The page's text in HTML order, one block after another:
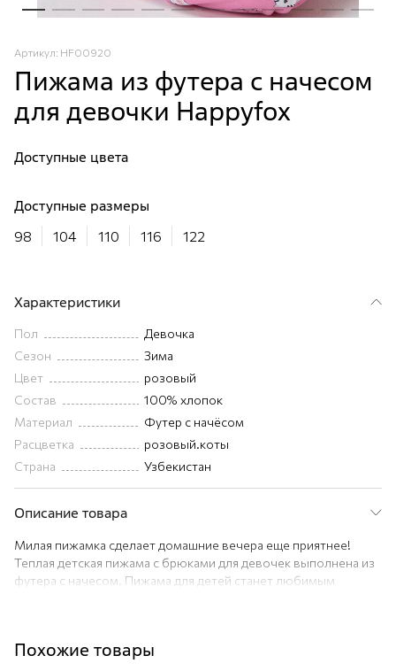
Артикул: HF00920
Пижама из футера с начесом
для девочки Happyfox
Доступные цвета
Доступные размеры
98 104 110 116 122
Характеристики
Пол
Девочка
Сезон
Зима
Цвет
розовый
Состав
100% хлопок
Материал
Футер с начёсом
Расцветка
розовый.коты
Страна
Узбекистан
Описание товара
Милая пижамка сделает домашние вечера еще приятнее!
Теплая детская пижама с брюками для девочек выполнена из
футера с начесом. Пижама для детей станет любимым
Домашняя пижамка выполнена из трикотажной ткани футер,
Похожие товары